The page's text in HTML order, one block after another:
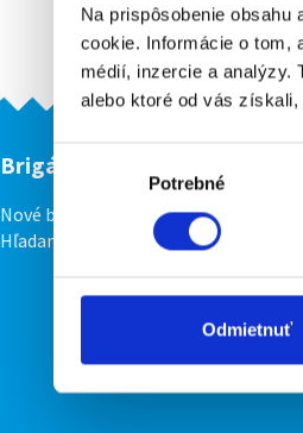
Na prispôsobenie
cookie. Informácie o tom,
médií, inzercie a analýzy.
alebo ktoré od vás
Výber
Potrebné
Odmietnuť
Brigádnici
Nové brigády
Hľadané brigády